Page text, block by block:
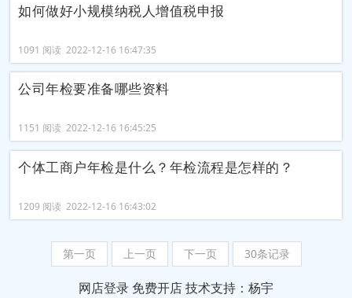
如何做好小规模纳税人增值税申报
1091 阅读 2022-12-16 16:47:35
公司年检要准备哪些资料
1151 阅读 2022-12-16 16:45:25
个体工商户年检是什么？年检流程是怎样的？
1209 阅读 2022-12-16 16:43:02
第一页 上一页 下一页 30条记录
网店登录 免费开店技术支持：杨宇